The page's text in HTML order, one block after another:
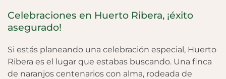
Celebraciones en Huerto Ribera, ¡éxito
asegurado!
Si estás planeando una celebración especial, Huerto
Ribera es el lugar que estabas buscando. Una finca
de naranjos centenarios con alma, rodeada de